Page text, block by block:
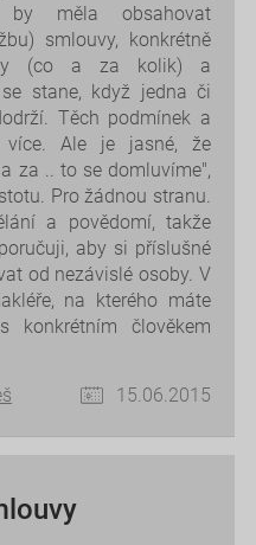
měla obsahovat
smlouvy, konkrétně
(co a za kolik) a
stane, když jedna či
Těch podmínek a
více. Ale je jasné, že
za .. to se domluvíme",
Pro žádnou stranu.
a povědomí, takže
aby si příslušné
od nezávislé osoby. V
na kterého máte
člověkem
15.06.2015